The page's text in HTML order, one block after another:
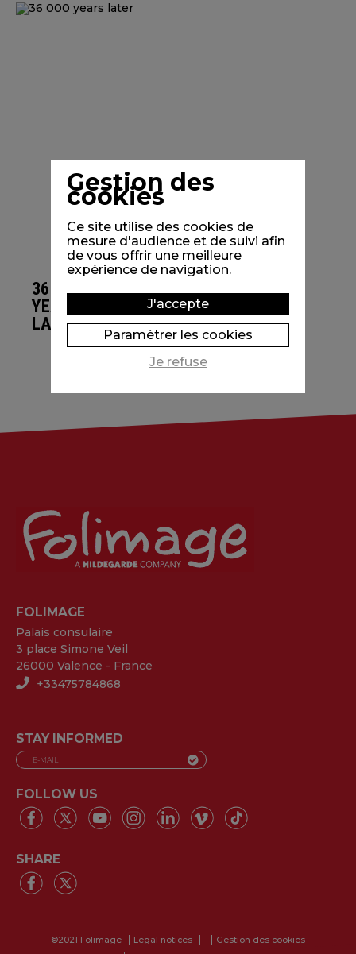
36 000
YEARS
LATER
FOLIMAGE
Palais consulaire
3 place Simone Veil
26000 Valence - France
+33475784868
STAY INFORMED
FOLLOW US
SHARE
©2021 Folimage Legal notices
Gestion des cookies
Gestion des
cookies
Ce site utilise des cookies de
mesure d'audience et de suivi afin
de vous offrir une meilleure
expérience de navigation.
J'accepte
Paramètrer les cookies
Je refuse